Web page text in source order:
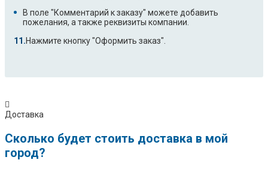
В поле "Комментарий к заказу" можете добавить
пожелания, а также реквизиты компании.
Нажмите кнопку "Оформить заказ".
Доставка
Сколько будет стоить доставка в мой
город?